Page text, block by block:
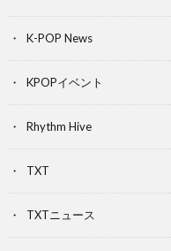
K-POP News
KPOPイベント
Rhythm Hive
TXT
TXTニュース